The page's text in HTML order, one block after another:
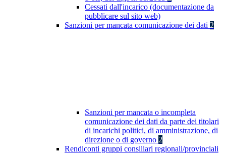
Cessati dall'incarico (documentazione da
pubblicare sul sito web)
Sanzioni per mancata comunicazione dei dati 2
Sanzioni per mancata o incompleta
comunicazione dei dati da parte dei titolari
di incarichi politici, di amministrazione, di
direzione o di governo 2
Rendiconti gruppi consiliari regionali/provinciali